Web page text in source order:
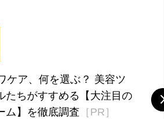
ケア、何を選ぶ？ 美容ツ
たちがすすめる【大注目の
ム】を徹底調査 ［PR］